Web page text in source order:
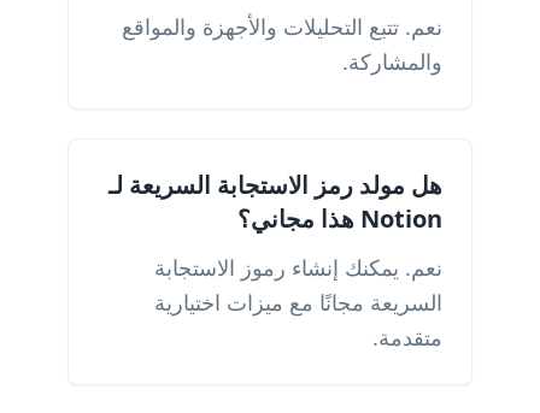
نعم. تتبع التحليلات والأجهزة والمواقع
والمشاركة.
هل مولد رمز الاستجابة السريعة لـ
Notion هذا مجاني؟
نعم. يمكنك إنشاء رموز الاستجابة
السريعة مجانًا مع ميزات اختيارية
متقدمة.